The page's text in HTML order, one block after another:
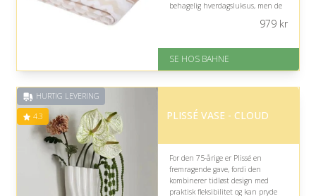
behagelig hverdagsluksus, men de
passer bedst, hvis modtageren
På lager
Levering: 1-3 hverdage
Gratis fragt
på 4.3 ud af 5
979kr
SE HOS BAHNE
HURTIG LEVERING
4.3 PLISSÉ VASE - CLOUD
For den 75-årige er Plissé en
fremragende gave, fordi den
kombinerer tidløst design med
praktisk fleksibilitet og kan pryde